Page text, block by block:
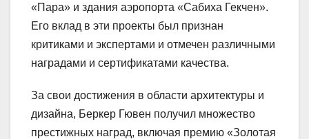
«Пара» и здания аэропорта «Сабиха Гекчен».
Его вклад в эти проекты был признан
критиками и экспертами и отмечен различными
наградами и сертификатами качества.
За свои достижения в области архитектуры и
дизайна, Беркер Гювен получил множество
престижных наград, включая премию «Золотая